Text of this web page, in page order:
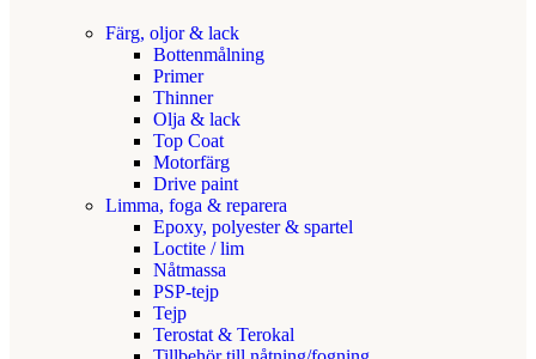
Färg, oljor & lack
Bottenmålning
Primer
Thinner
Olja & lack
Top Coat
Motorfärg
Drive paint
Limma, foga & reparera
Epoxy, polyester & spartel
Loctite / lim
Nåtmassa
PSP-tejp
Tejp
Terostat & Terokal